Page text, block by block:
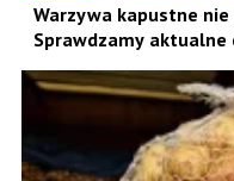
Warzywa kapustne
Sprawdzamy aktualne